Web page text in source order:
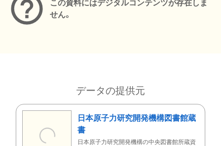
この資料にはデジタルコンテンツが存在しま
せん。
データの提供元
日本原子力研究開発機構図書館蔵
書
日本原子力研究開発機構の中央図書館所蔵資